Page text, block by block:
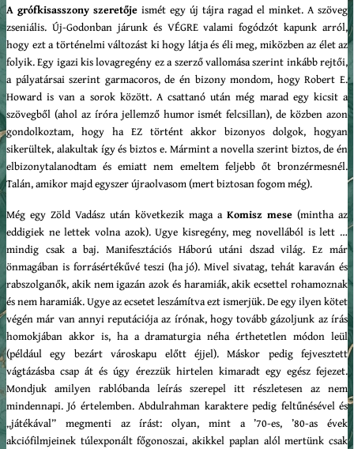
A grófkisasszony szeretője ismét egy új tájra ragad el minket. A szöveg
zseniális. Új-Godonban járunk és VÉGRE valami fogódzót kapunk arról,
hogy ezt a történelmi változást ki hogy látja és éli meg, miközben az élet az
folyik. Egy igazi kis lovagregény ez a szerző vallomása szerint inkább rejtői,
a pályatársai szerint garmacoros, de én bizony mondom, hogy Robert E.
Howard is van a sorok között. A csattanó után még marad egy kicsit a
szövegből (ahol az íróra jellemző humor ismét felcsillan), de közben azon
gondolkoztam, hogy ha EZ történt akkor bizonyos dolgok, hogyan
sikerültek, alakultak így és biztos e. Mármint a novella szerint biztos, de én
elbizonytalanodtam és emiatt nem emeltem feljebb őt bronzérmesnél.
Talán, amikor majd egyszer újraolvasom (mert biztosan fogom még).
Még egy Zöld Vadász után következik maga a Komisz mese (mintha az
eddigiek ne lettek volna azok). Ugye kisregény, meg novellából is lett …
mindig csak a baj. Manifesztációs Háború utáni dszad világ. Ez már
önmagában is forrásértékűvé teszi (ha jó). Mivel sivatag, tehát karaván és
rabszolganők, akik nem igazán azok és haramiák, akik ecsettel rohamoznak
és nem haramiák. Ugye az ecsetet leszámítva ezt ismerjük. De egy ilyen kötet
végén már van annyi reputációja az írónak, hogy tovább gázoljunk az írás
homokjában akkor is, ha a dramaturgia néha érthetetlen módon leül
(például egy bezárt városkapu előtt éjjel). Máskor pedig fejvesztett
vágtázásba csap át és úgy érezzük hirtelen kimaradt egy egész fejezet.
Mondjuk amilyen rablóbanda leírás szerepel itt részletesen az nem
mindennapi. Jó értelemben. Abdulrahman karaktere pedig feltűnésével és
„játékával” megmenti az írást: olyan, mint a ’70-es, ’80-as évek
akciófilmjeinek túlexponált főgonoszai, akikkel paplan alól mertünk csak